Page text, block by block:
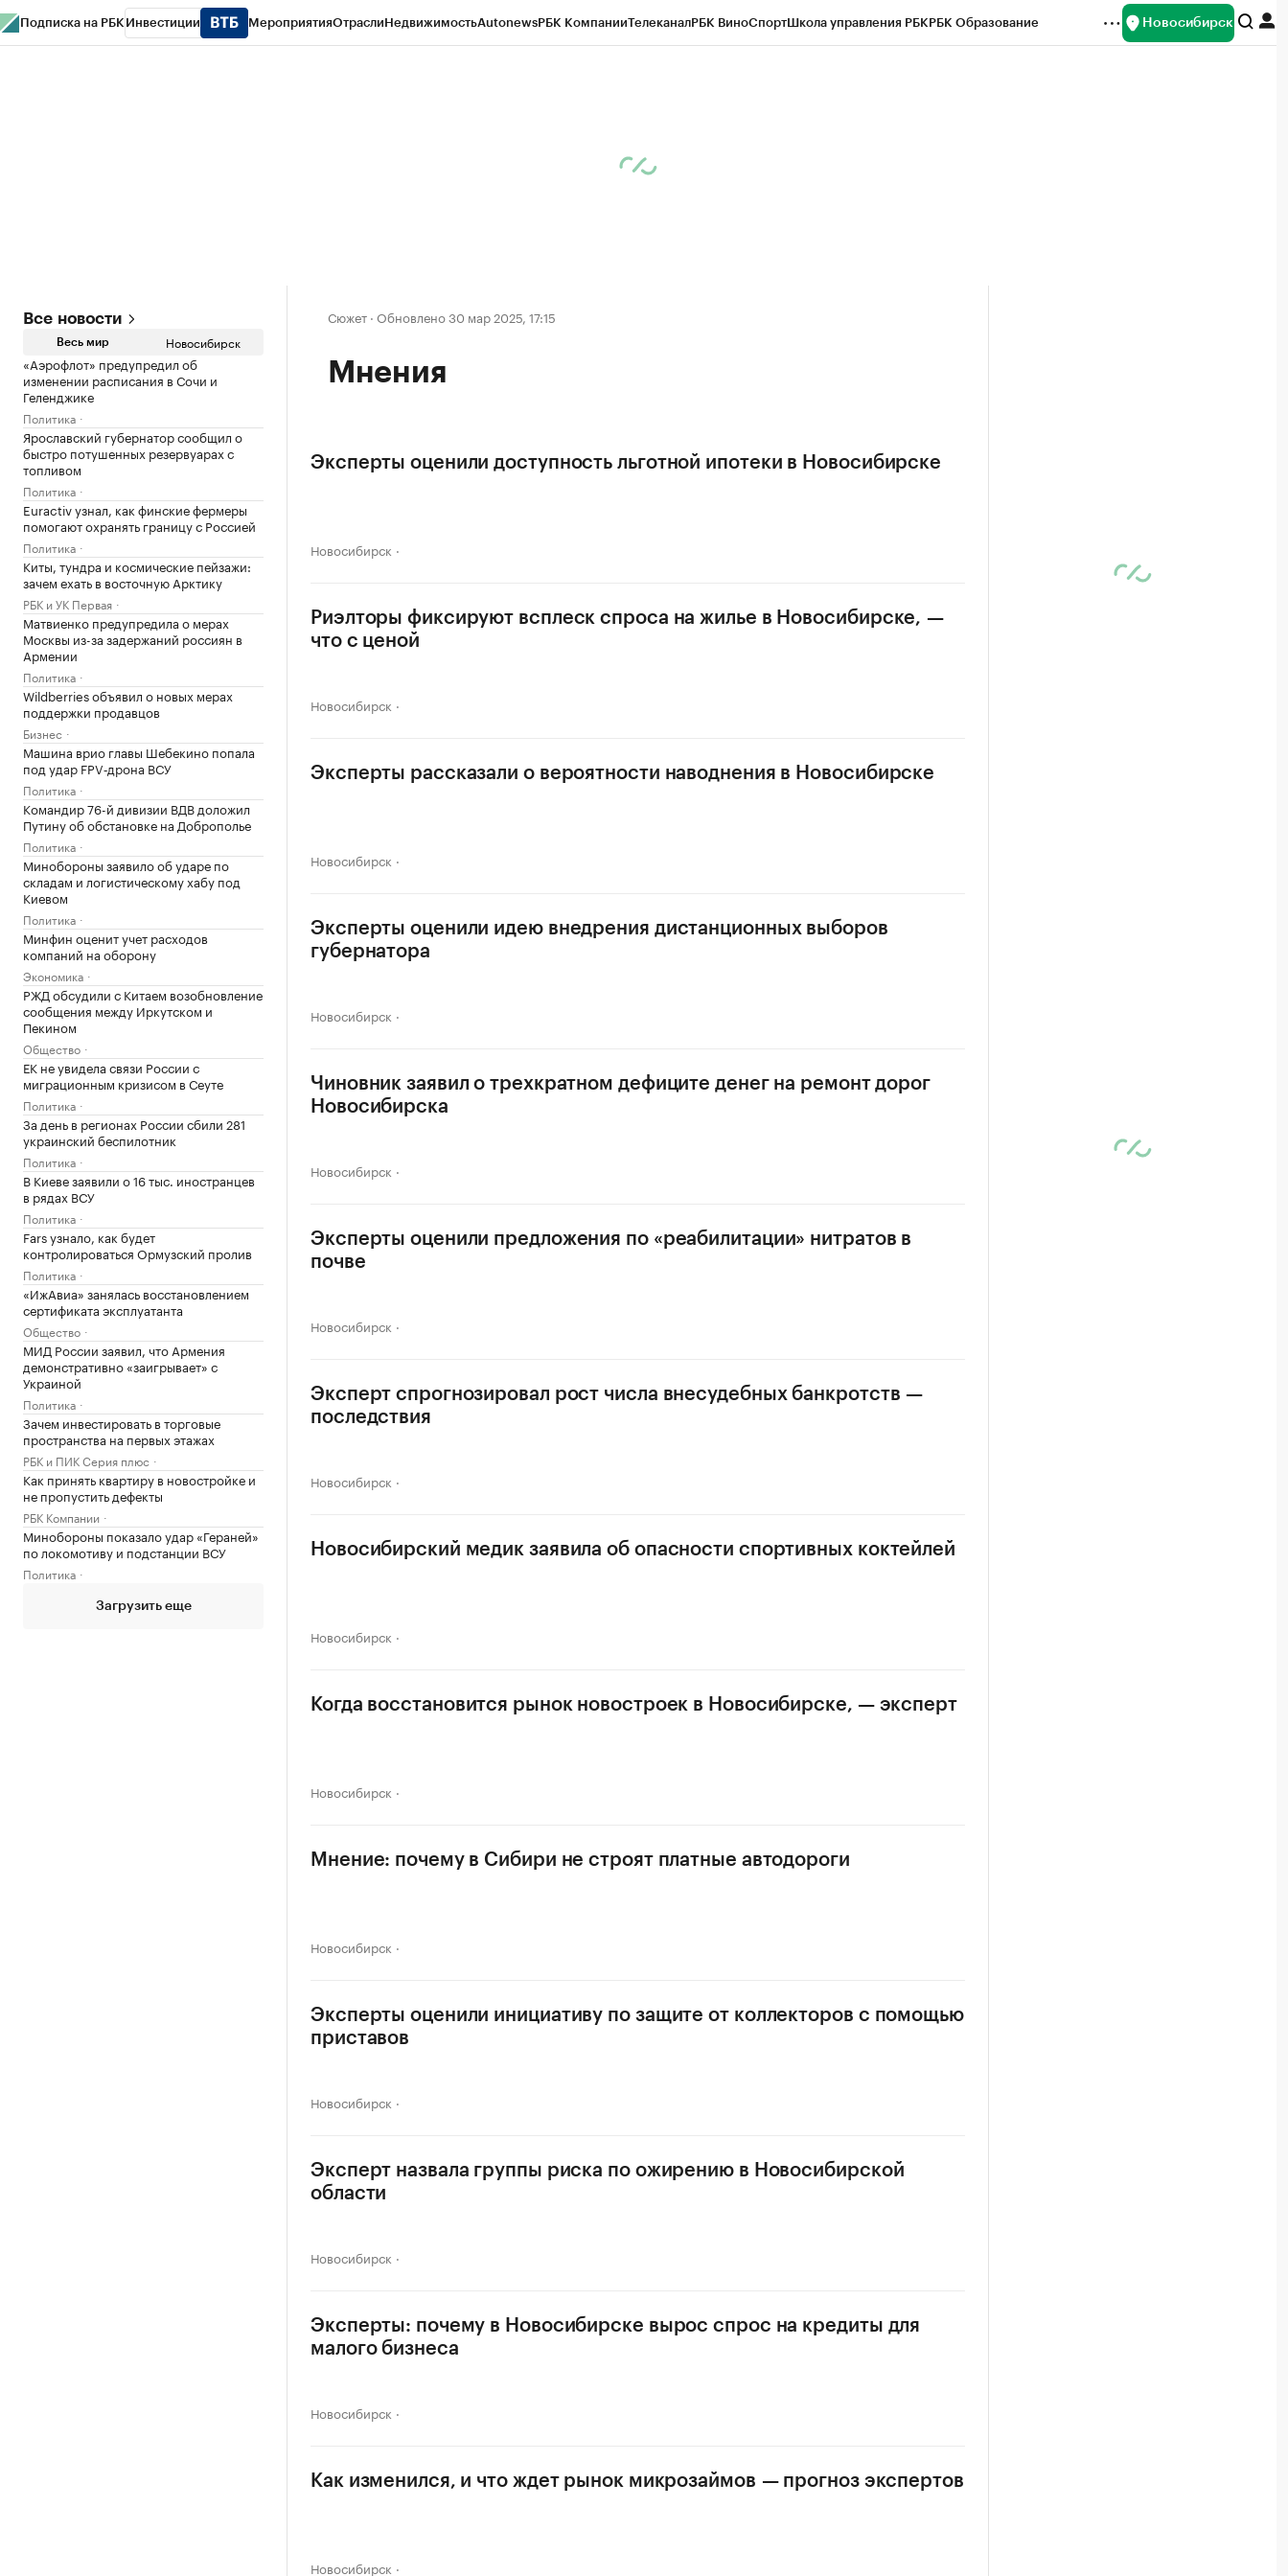
Подписка на РБК Инвестиции МероприятияОтраслиНедвижимостьAutonewsРБК КомпанииТелеканалРБК ВиноСпортШкола управления РБКРБК Образование Новосибирск
Все новости
Весь мир Новосибирск
«Аэрофлот» предупредил об
изменении расписания в Сочи и
Геленджике
Политика
Ярославский губернатор сообщил о
быстро потушенных резервуарах с
топливом
Политика
Euractiv узнал, как финские фермеры
помогают охранять границу с Россией
Политика
Киты, тундра и космические пейзажи:
зачем ехать в восточную Арктику
РБК и УК Первая
Матвиенко предупредила о мерах
Москвы из-за задержаний россиян в
Армении
Политика
Wildberries объявил о новых мерах
поддержки продавцов
Бизнес
Машина врио главы Шебекино попала
под удар FPV‑дрона ВСУ
Политика
Командир 76-й дивизии ВДВ доложил
Путину об обстановке на Доброполье
Политика
Минобороны заявило об ударе по
складам и логистическому хабу под
Киевом
Политика
Минфин оценит учет расходов
компаний на оборону
Экономика
РЖД обсудили с Китаем возобновление
сообщения между Иркутском и
Пекином
Общество
ЕК не увидела связи России с
миграционным кризисом в Сеуте
Политика
За день в регионах России сбили 281
украинский беспилотник
Политика
В Киеве заявили о 16 тыс. иностранцев
в рядах ВСУ
Политика
Fars узнало, как будет
контролироваться Ормузский пролив
Политика
«ИжАвиа» занялась восстановлением
сертификата эксплуатанта
Общество
МИД России заявил, что Армения
демонстративно «заигрывает» с
Украиной
Политика
Зачем инвестировать в торговые
пространства на первых этажах
РБК и ПИК Серия плюс
Как принять квартиру в новостройке и
не пропустить дефекты
РБК Компании
Минобороны показало удар «Гераней»
по локомотиву и подстанции ВСУ
Политика
Загрузить еще
Сюжет · Обновлено 30 мар 2025, 17:15
Мнения
Эксперты оценили доступность льготной ипотеки в Новосибирске
Новосибирск
Риэлторы фиксируют всплеск спроса на жилье в Новосибирске, —
что с ценой
Новосибирск
Эксперты рассказали о вероятности наводнения в Новосибирске
Новосибирск
Эксперты оценили идею внедрения дистанционных выборов
губернатора
Новосибирск
Чиновник заявил о трехкратном дефиците денег на ремонт дорог
Новосибирска
Новосибирск
Эксперты оценили предложения по «реабилитации» нитратов в
почве
Новосибирск
Эксперт спрогнозировал рост числа внесудебных банкротств —
последствия
Новосибирск
Новосибирский медик заявила об опасности спортивных коктейлей
Новосибирск
Когда восстановится рынок новостроек в Новосибирске, — эксперт
Новосибирск
Мнение: почему в Сибири не строят платные автодороги
Новосибирск
Эксперты оценили инициативу по защите от коллекторов с помощью
приставов
Новосибирск
Эксперт назвала группы риска по ожирению в Новосибирской
области
Новосибирск
Эксперты: почему в Новосибирске вырос спрос на кредиты для
малого бизнеса
Новосибирск
Как изменился, и что ждет рынок микрозаймов — прогноз экспертов
Новосибирск